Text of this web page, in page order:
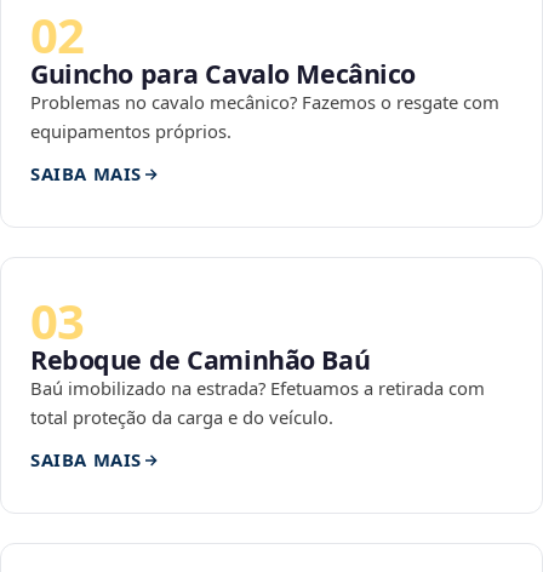
02
Guincho para Cavalo Mecânico
Problemas no cavalo mecânico? Fazemos o resgate com
equipamentos próprios.
SAIBA MAIS
03
Reboque de Caminhão Baú
Baú imobilizado na estrada? Efetuamos a retirada com
total proteção da carga e do veículo.
SAIBA MAIS